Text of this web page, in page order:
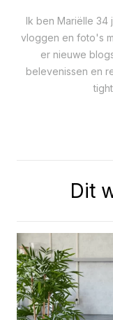
Ik ben Mariëlle 34
vloggen en foto's
er nieuwe
belevenissen en
Dit